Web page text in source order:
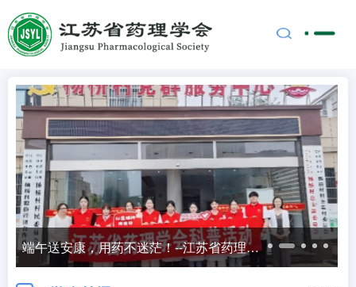
端午送安康，用药不迷茫！--江苏省药理学会走进高邮杨桥村开展健康科普志愿服务